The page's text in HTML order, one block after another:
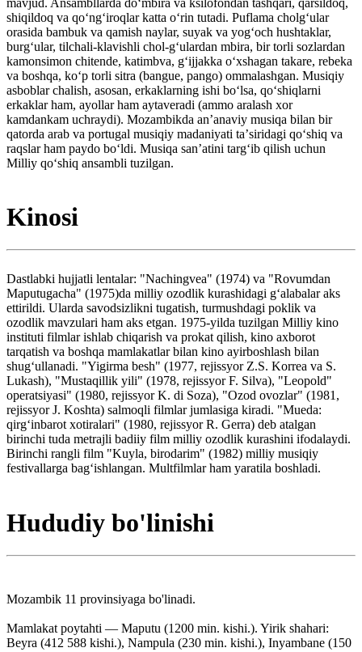
shiqildoq va qoʻngʻiroqlar katta oʻrin tutadi. Puflama cholgʻular
orasida bambuk va qamish naylar, suyak va yogʻoch hushtaklar,
burgʻular, tilchali-klavishli chol-gʻulardan mbira, bir torli sozlardan
kamonsimon chitende, katimbva, gʻijjakka oʻxshagan takare, rebeka
va boshqa, koʻp torli sitra (bangue, pango) ommalashgan. Musiqiy
asboblar chalish, asosan, erkaklarning ishi boʻlsa, qoʻshiqlarni
erkaklar ham, ayollar ham aytaveradi (ammo aralash xor
kamdankam uchraydi). Mozambikda anʼanaviy musiqa bilan bir
qatorda arab va portugal musiqiy madaniyati taʼsiridagi qoʻshiq va
raqslar ham paydo boʻldi. Musiqa sanʼatini targʻib qilish uchun
Milliy qoʻshiq ansambli tuzilgan.
Kinosi
Dastlabki hujjatli lentalar: "Nachingvea" (1974) va "Rovumdan
Maputugacha" (1975)da milliy ozodlik kurashidagi gʻalabalar aks
ettirildi. Ularda savodsizlikni tugatish, turmushdagi poklik va
ozodlik mavzulari ham aks etgan. 1975-yilda tuzilgan Milliy kino
instituti filmlar ishlab chiqarish va prokat qilish, kino axborot
tarqatish va boshqa mamlakatlar bilan kino ayirboshlash bilan
shugʻullanadi. "Yigirma besh" (1977, rejissyor Z.S. Korrea va S.
Lukash), "Mustaqillik yili" (1978, rejissyor F. Silva), "Leopold"
operatsiyasi" (1980, rejissyor K. di Soza), "Ozod ovozlar" (1981,
rejissyor J. Koshta) salmoqli filmlar jumlasiga kiradi. "Mueda:
qirgʻinbarot xotiralari" (1980, rejissyor R. Gerra) deb atalgan
birinchi tuda metrajli badiiy film milliy ozodlik kurashini ifodalaydi.
Birinchi rangli film "Kuyla, birodarim" (1982) milliy musiqiy
festivallarga bagʻishlangan. Multfilmlar ham yaratila boshladi.
Hududiy bo'linishi
Mozambik 11 provinsiyaga bo'linadi.
Mamlakat poytahti — Maputu (1200 min. kishi.). Yirik shahari:
Beyra (412 588 kishi.), Nampula (230 min. kishi.), Inyambane (150